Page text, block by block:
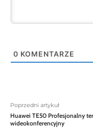
0 KOMENTARZE
Poprzedni artykuł
Huawei TE50 Profesjonalny
wideokonferencyjny